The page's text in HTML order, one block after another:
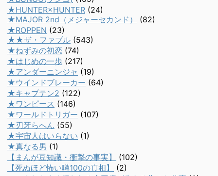
★HUNTER×HUNTER (24)
★MAJOR 2nd（メジャーセカンド）
(82)
★ROPPEN (23)
★★ザ・ファブル (543)
★ねずみの初恋 (74)
★はじめの一歩 (217)
★アンダーニンジャ (19)
★ウインドブレーカー (64)
★キャプテン2 (122)
★ワンピース (146)
★ワールドトリガー (107)
★刃牙らへん (55)
★宇宙人はいらない (1)
★真なる男 (1)
【まんが豆知識・衝撃の事実】
(102)
【死ぬほど怖い噂100の真相】
(2)